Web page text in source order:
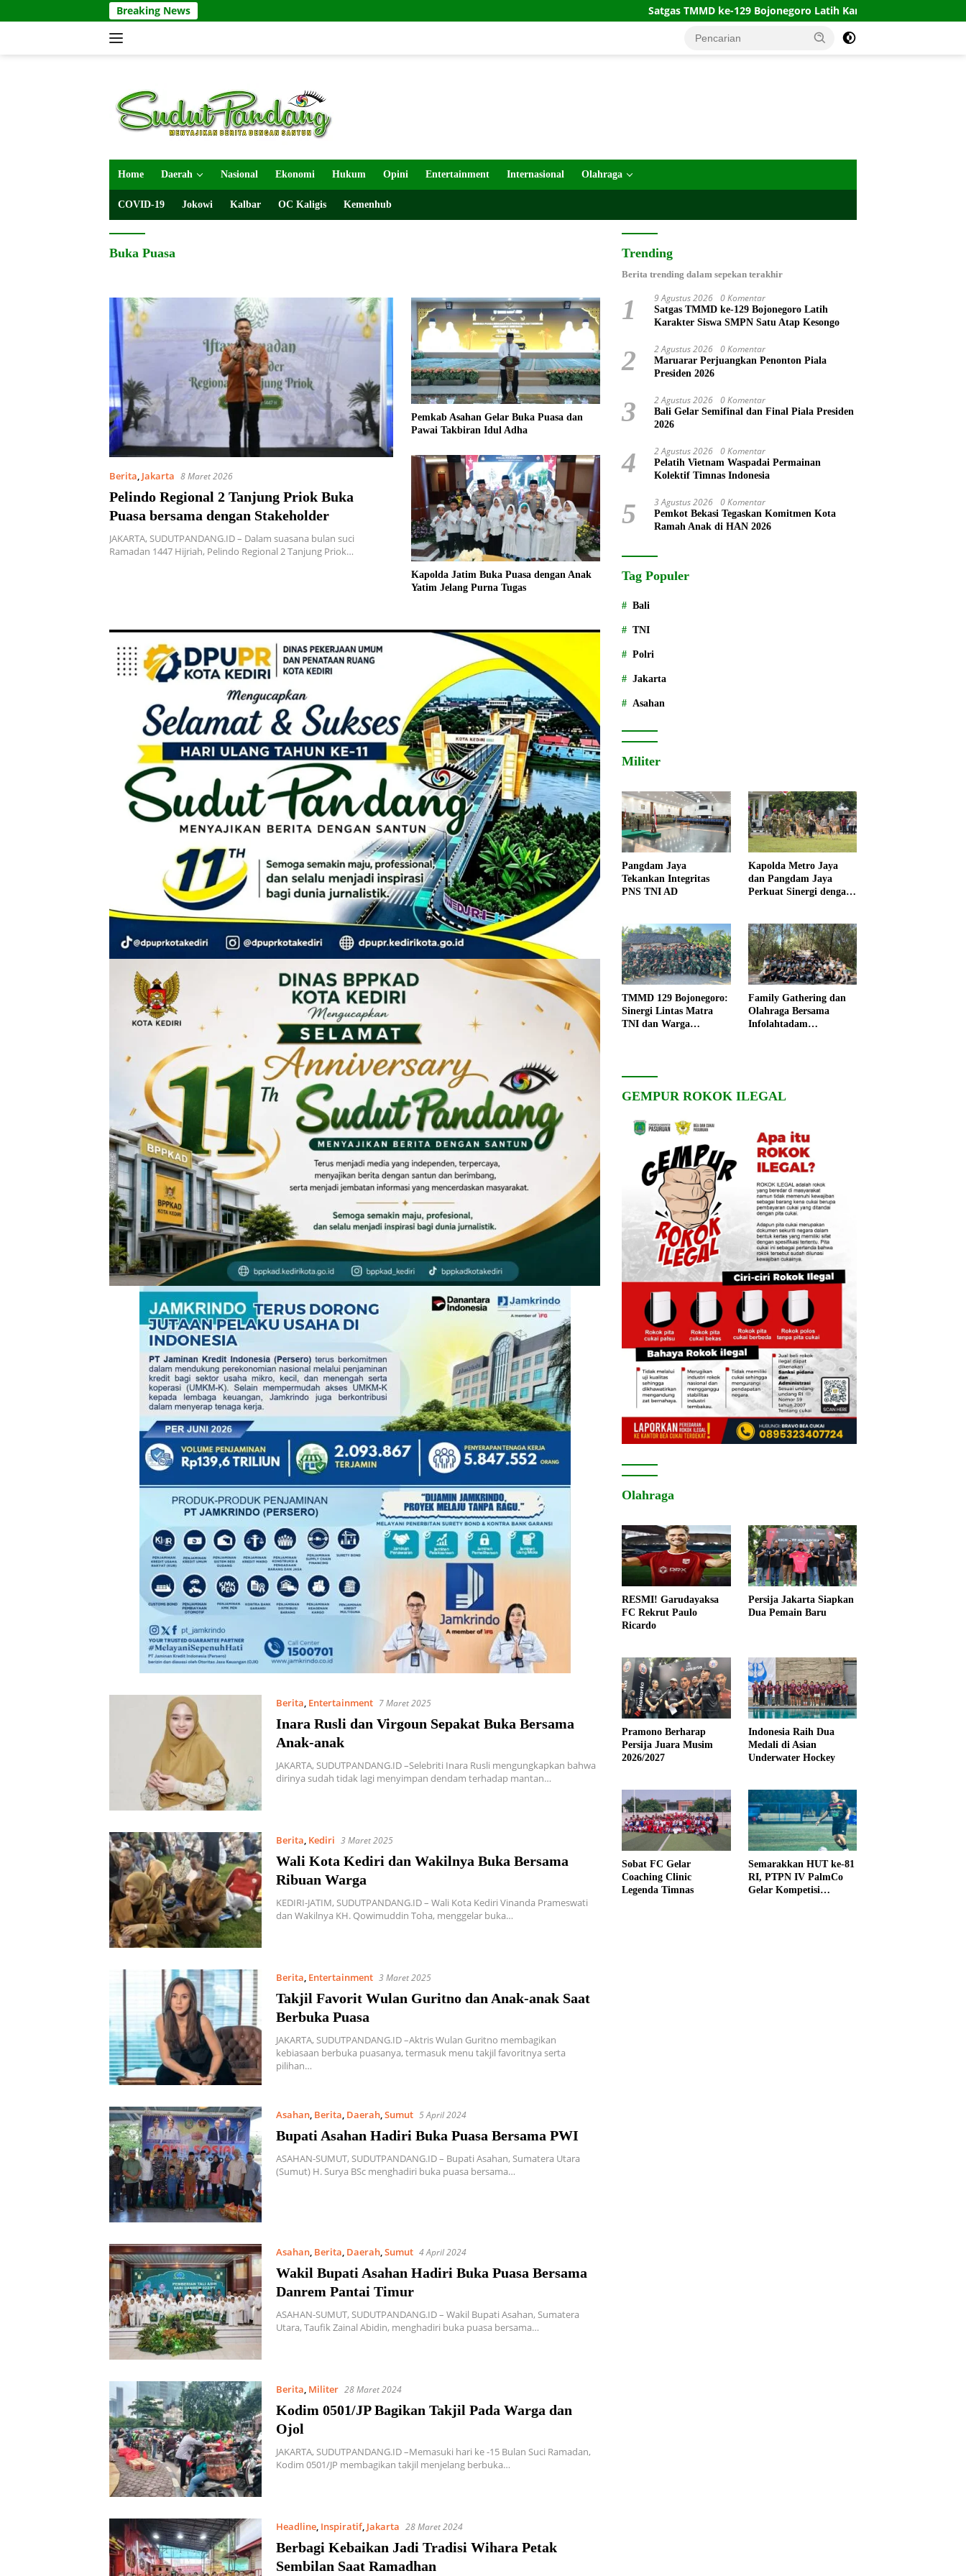
ke
Breaking News Satgas TMMD ke-129 Bojonegoro Latih Karakter Siswa SMPN Satu Atap
Home Daerah Nasional Ekonomi Hukum Opini Entertainment Internasional Olahraga
COVID-19 Jokowi Kalbar OC Kaligis Kemenhub
Buka Puasa
Berita, Jakarta 8 Maret 2026
Pelindo Regional 2 Tanjung Priok Buka
Puasa bersama dengan Stakeholder
JAKARTA, SUDUTPANDANG.ID – Dalam suasana bulan suci
Ramadan 1447 Hijriah, Pelindo Regional 2 Tanjung Priok…
Pemkab Asahan Gelar Buka Puasa dan
Pawai Takbiran Idul Adha
Kapolda Jatim Buka Puasa dengan Anak
Yatim Jelang Purna Tugas
Berita, Entertainment 7 Maret 2025
Inara Rusli dan Virgoun Sepakat Buka Bersama
Anak-anak
JAKARTA, SUDUTPANDANG.ID –Selebriti Inara Rusli mengungkapkan bahwa
dirinya sudah tidak lagi menyimpan dendam terhadap mantan…
Berita, Kediri 3 Maret 2025
Wali Kota Kediri dan Wakilnya Buka Bersama
Ribuan Warga
KEDIRI-JATIM, SUDUTPANDANG.ID – Wali Kota Kediri Vinanda Prameswati
dan Wakilnya KH. Qowimuddin Toha, menggelar buka…
Berita, Entertainment 3 Maret 2025
Takjil Favorit Wulan Guritno dan Anak-anak Saat
Berbuka Puasa
JAKARTA, SUDUTPANDANG.ID –Aktris Wulan Guritno membagikan
kebiasaan berbuka puasanya, termasuk menu takjil favoritnya serta
pilihan…
Asahan, Berita, Daerah,Sumut 5 April 2024
Bupati Asahan Hadiri Buka Puasa Bersama PWI
ASAHAN-SUMUT, SUDUTPANDANG.ID – Bupati Asahan, Sumatera Utara
(Sumut) H. Surya BSc menghadiri buka puasa bersama…
Asahan, Berita, Daerah,Sumut 4 April 2024
Wakil Bupati Asahan Hadiri Buka Puasa Bersama
Danrem Pantai Timur
ASAHAN-SUMUT, SUDUTPANDANG.ID – Wakil Bupati Asahan, Sumatera
Utara, Taufik Zainal Abidin, menghadiri buka puasa bersama…
Berita, Militer 28 Maret 2024
Kodim 0501/JP Bagikan Takjil Pada Warga dan
Ojol
JAKARTA, SUDUTPANDANG.ID –Memasuki hari ke -15 Bulan Suci Ramadan,
Kodim 0501/JP membagikan takjil menjelang berbuka…
Headline, Inspiratif, Jakarta 28 Maret 2024
Berbagi Kebaikan Jadi Tradisi Wihara Petak
Sembilan Saat Ramadhan
Trending
Berita trending dalam sepekan terakhir
1 9 Agustus 2026 0 Komentar
Satgas TMMD ke-129 Bojonegoro Latih
Karakter Siswa SMPN Satu Atap Kesongo
2 2 Agustus 2026 0 Komentar
Maruarar Perjuangkan Penonton Piala
Presiden 2026
3 2 Agustus 2026 0 Komentar
Bali Gelar Semifinal dan Final Piala Presiden
2026
4 2 Agustus 2026 0 Komentar
Pelatih Vietnam Waspadai Permainan
Kolektif Timnas Indonesia
5 3 Agustus 2026 0 Komentar
Pemkot Bekasi Tegaskan Komitmen Kota
Ramah Anak di HAN 2026
Tag Populer
Bali
TNI
Polri
Jakarta
Asahan
Militer
Pangdam Jaya
Tekankan Integritas
PNS TNI AD
Kapolda Metro Jaya
dan Pangdam Jaya
Perkuat Sinergi dengan
TMMD 129 Bojonegoro:
Sinergi Lintas Matra
TNI dan Warga
Family Gathering dan
Olahraga Bersama
Infolahtadam
GEMPUR ROKOK ILEGAL
Olahraga
RESMI! Garudayaksa
FC Rekrut Paulo
Ricardo
Persija Jakarta Siapkan
Dua Pemain Baru
Pramono Berharap
Persija Juara Musim
2026/2027
Indonesia Raih Dua
Medali di Asian
Underwater Hockey
Sobat FC Gelar
Coaching Clinic
Legenda Timnas
Semarakkan HUT ke-81
RI, PTPN IV PalmCo
Gelar Kompetisi